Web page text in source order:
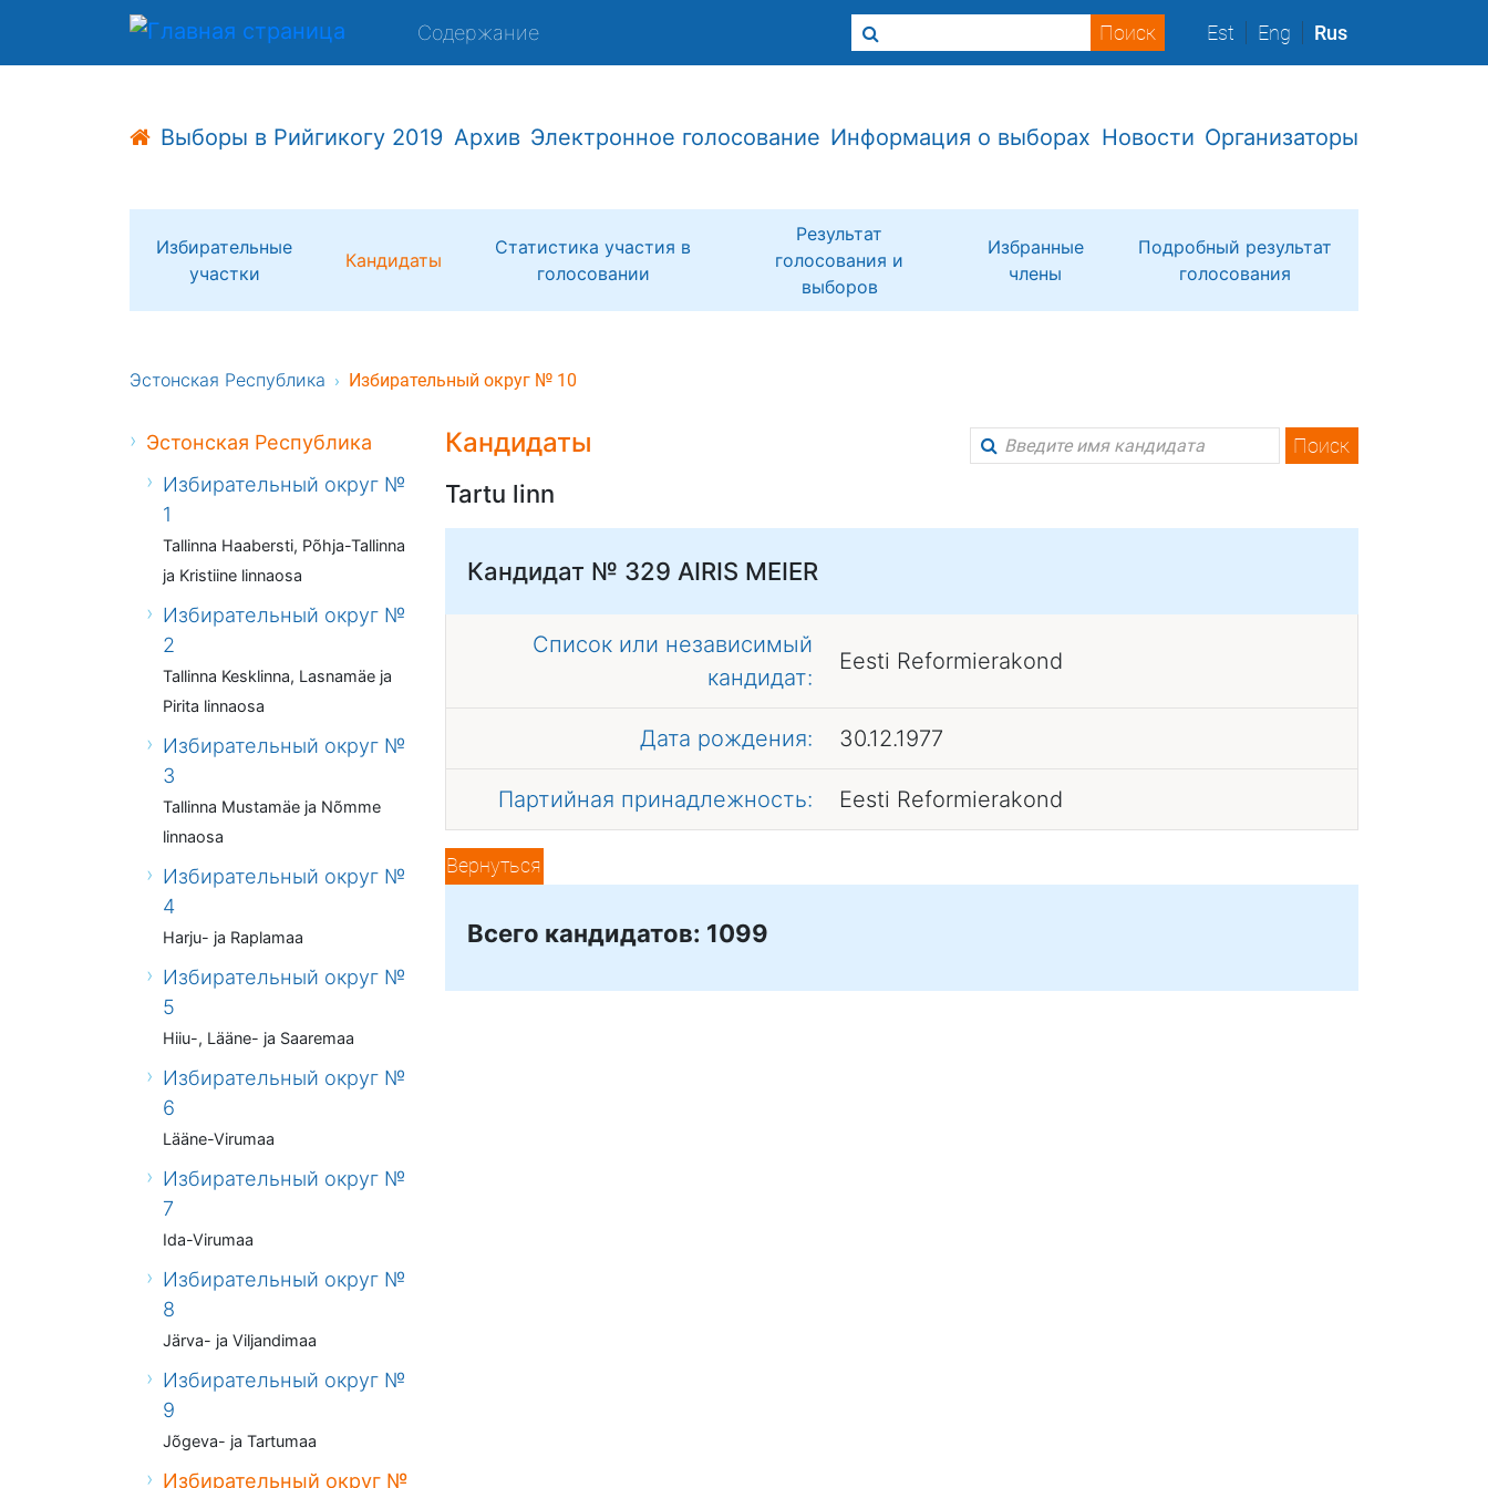
Содержание Est Eng Rus
Выборы в Рийгикогу 2019 Архив Электронное голосование Информация о выборах Новости Организаторы
Избирательные
участки
Кандидаты
Статистика участия в
голосовании
Результат
голосования и
выборов
Избранные
члены
Подробный результат
голосования
Эстонская Республика Избирательный округ № 10
Эстонская Республика
Избирательный округ №
1
Tallinna Haabersti, Põhja-Tallinna
ja Kristiine linnaosa
Избирательный округ №
2
Tallinna Kesklinna, Lasnamäe ja
Pirita linnaosa
Избирательный округ №
3
Tallinna Mustamäe ja Nõmme
linnaosa
Избирательный округ №
4
Harju- ja Raplamaa
Избирательный округ №
5
Hiiu-, Lääne- ja Saaremaa
Избирательный округ №
6
Lääne-Virumaa
Избирательный округ №
7
Ida-Virumaa
Избирательный округ №
8
Järva- ja Viljandimaa
Избирательный округ №
9
Jõgeva- ja Tartumaa
Избирательный округ №
Кандидаты Поиск
Tartu linn
Кандидат № 329 AIRIS MEIER
Список или независимый
кандидат:
Eesti Reformierakond
Дата рождения: 30.12.1977
Партийная принадлежность: Eesti Reformierakond
Вернуться
Всего кандидатов: 1099